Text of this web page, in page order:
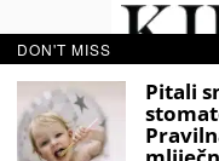
©
DON'T MISS
Pitali